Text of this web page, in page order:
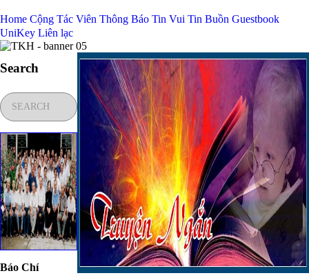
Home Cộng Tác Viên Thông Báo Tin Vui Tin Buồn Guestbook
UniKey Liên lạc
Search
Báo Chí